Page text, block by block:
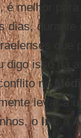
é melhor para
dias,
que
digo isso há
no
levar a
oIrã , a